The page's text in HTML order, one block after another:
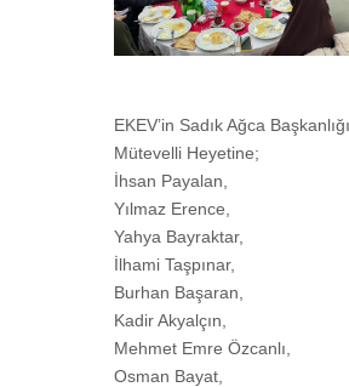
EKEV’in Sadık Ağca
Mütevelli Heyetine;
İhsan Payalan,
Yılmaz Erence,
Yahya Bayraktar,
İlhami Taşpınar,
Burhan Başaran,
Kadir Akyalçın,
Mehmet Emre Özcanlı,
Osman Bayat,